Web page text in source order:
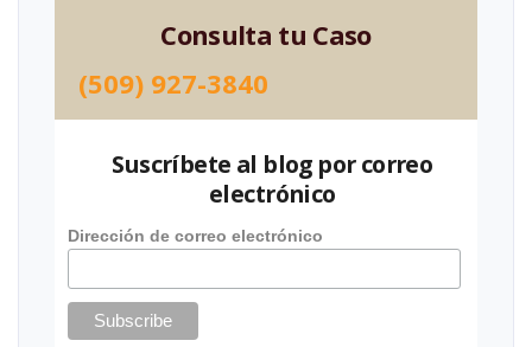
Consulta tu Caso
(509) 927-3840
Suscríbete al blog por correo
electrónico
Dirección de correo electrónico